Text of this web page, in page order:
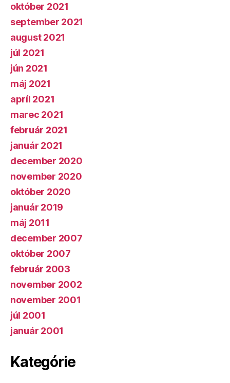
október 2021
september 2021
august 2021
júl 2021
jún 2021
máj 2021
apríl 2021
marec 2021
február 2021
január 2021
december 2020
november 2020
október 2020
január 2019
máj 2011
december 2007
október 2007
február 2003
november 2002
november 2001
júl 2001
január 2001
Kategórie